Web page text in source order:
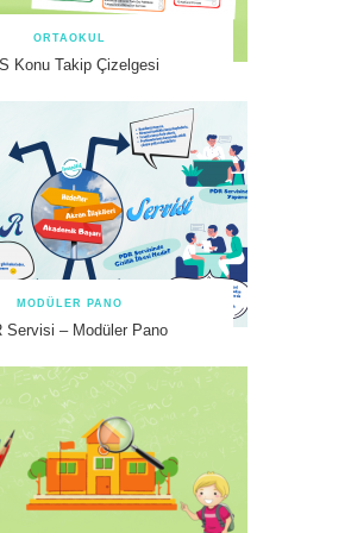
ORTAOKUL
Konu Takip Çizelgesi
MODÜLER PANO
Servisi – Modüler Pano